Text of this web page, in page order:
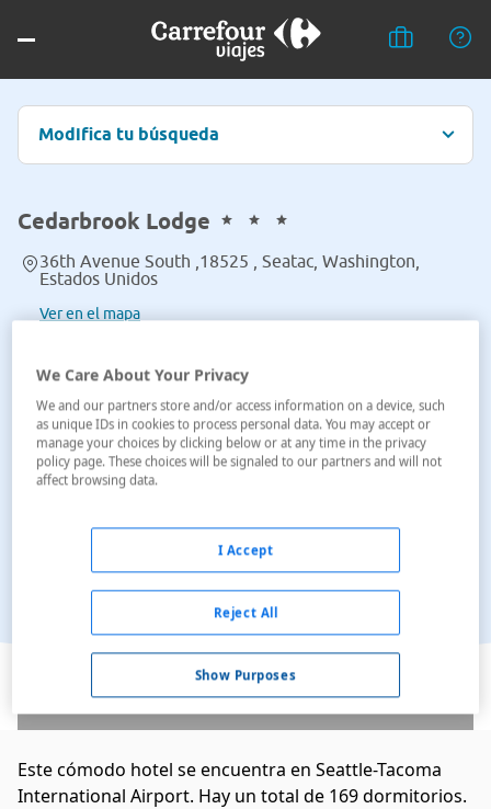
Modifica tu búsqueda
Cedarbrook Lodge
36th Avenue South ,18525 , Seatac, Washington,
Estados Unidos
Ver en el mapa
Ver en el mapa
Este cómodo hotel se encuentra en Seattle-Tacoma
International Airport. Hay un total de 169 dormitorios.
We Care About Your Privacy
We and our partners store and/or access information on a device, such
as unique IDs in cookies to process personal data. You may accept or
manage your choices by clicking below or at any time in the privacy
policy page. These choices will be signaled to our partners and will not
affect browsing data.
Show Purposes
Reject All
I Accept